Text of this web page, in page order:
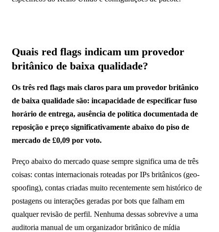
Quais red flags indicam um provedor
britânico de baixa qualidade?
Os três red flags mais claros para um provedor britânico
de baixa qualidade são: incapacidade de especificar fuso
horário de entrega, ausência de política documentada de
reposição e preço significativamente abaixo do piso de
mercado de £0,09 por voto.
Preço abaixo do mercado quase sempre significa uma de três
coisas: contas internacionais roteadas por IPs britânicos (geo-
spoofing), contas criadas muito recentemente sem histórico de
postagens ou interações geradas por bots que falham em
qualquer revisão de perfil. Nenhuma dessas sobrevive a uma
auditoria manual de um organizador britânico de mídia